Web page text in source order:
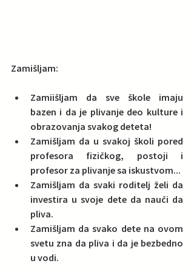
Zamišljam:
Zamiišljam da sve škole imaju
bazen i da je plivanje deo kulture i
obrazovanja svakog deteta!
Zamišljam da u svakoj školi pored
profesora fizičkog, postoji i
Zamišljam da svaki roditelj želi da
investira u svoje dete da nauči da
pliva.
Zamišljam da svako dete na ovom
svetu zna da pliva i da je bezbedno
u vodi.